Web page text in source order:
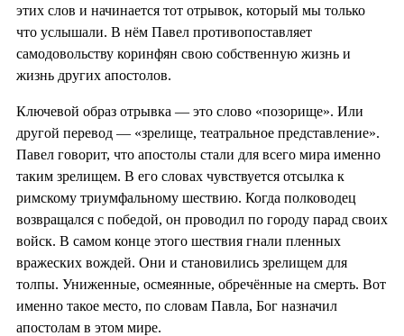
этих слов и начинается тот отрывок, который мы только
что услышали. В нём Павел противопоставляет
самодовольству коринфян свою собственную жизнь и
жизнь других апостолов.
Ключевой образ отрывка — это слово «позорище». Или
другой перевод — «зрелище, театральное представление».
Павел говорит, что апостолы стали для всего мира именно
таким зрелищем. В его словах чувствуется отсылка к
римскому триумфальному шествию. Когда полководец
возвращался с победой, он проводил по городу парад своих
войск. В самом конце этого шествия гнали пленных
вражеских вождей. Они и становились зрелищем для
толпы. Униженные, осмеянные, обречённые на смерть. Вот
именно такое место, по словам Павла, Бог назначил
апостолам в этом мире.